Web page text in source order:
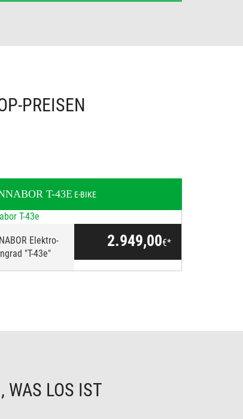
PREISEN
T-43E E-BIKE
Elektro-
"T-43e"
2.949,00€*
WAS LOS IST